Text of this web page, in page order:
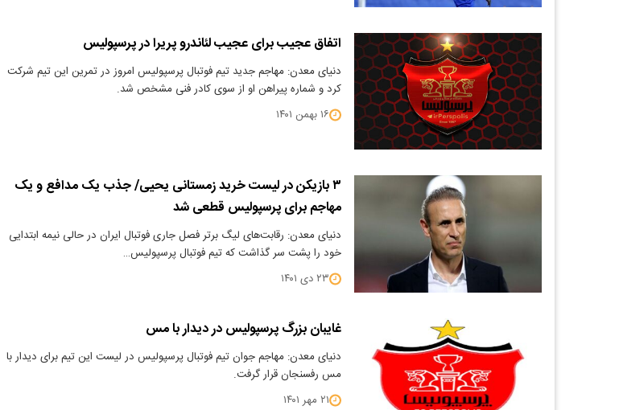
اتفاق عجیب برای عجیب لئاندرو پریرا در پرسپولیس
دنیای معدن: مهاجم جدید تیم فوتبال پرسپولیس امروز در تمرین این تیم شرکت
کرد و شماره پیراهن او از سوی کادر فنی مشخص شد.
۱۶ بهمن ۱۴۰۱
۳ بازیکن در لیست خرید زمستانی یحیی/ جذب یک مدافع و یک
مهاجم برای پرسپولیس قطعی شد
دنیای معدن: رقابت‌های لیگ برتر فصل جاری فوتبال ایران در حالی نیمه ابتدایی
خود را پشت سر گذاشت که تیم فوتبال پرسپولیس…
۲۳ دی ۱۴۰۱
غایبان بزرگ پرسپولیس در دیدار با مس
دنیای معدن: مهاجم جوان تیم فوتبال پرسپولیس در لیست این تیم برای دیدار با
مس رفسنجان قرار گرفت.
۲۱ مهر ۱۴۰۱